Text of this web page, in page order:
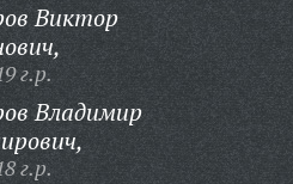
Виктор
г.р.
Владимир
г.р.